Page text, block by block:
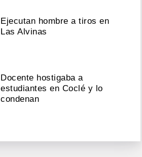
Ejecutan hombre a tiros en
Las Alvinas
Docente hostigaba a
estudiantes en Coclé y lo
condenan